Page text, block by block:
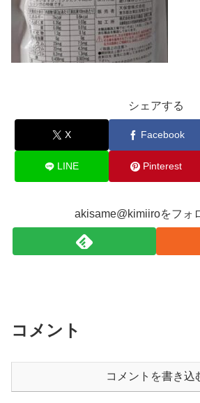
シェアする
X Facebook
LINE Pinterest
akisame@kimiiroをフォ
コメント
コメントを書き込